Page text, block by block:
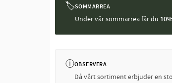
🏷SOMMARREA
Under vår sommarrea får du
ⓘOBSERVERA
Då vårt sortiment erbjuder en